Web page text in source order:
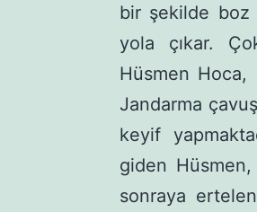
bir şekilde boz
yola çıkar.
Hüsmen Hoca,
Jandarma
keyif
giden Hüsmen,
sonraya